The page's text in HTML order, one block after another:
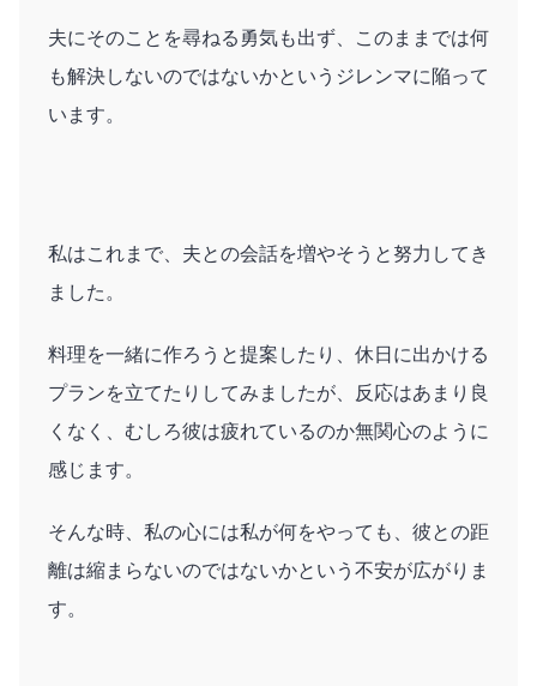
夫にそのことを尋ねる勇気も出ず、このままでは何
も解決しないのではないかというジレンマに陥って
います。
私はこれまで、夫との会話を増やそうと努力してき
ました。
料理を一緒に作ろうと提案したり、休日に出かける
プランを立てたりしてみましたが、反応はあまり良
くなく、むしろ彼は疲れているのか無関心のように
感じます。
そんな時、私の心には私が何をやっても、彼との距
離は縮まらないのではないかという不安が広がりま
す。